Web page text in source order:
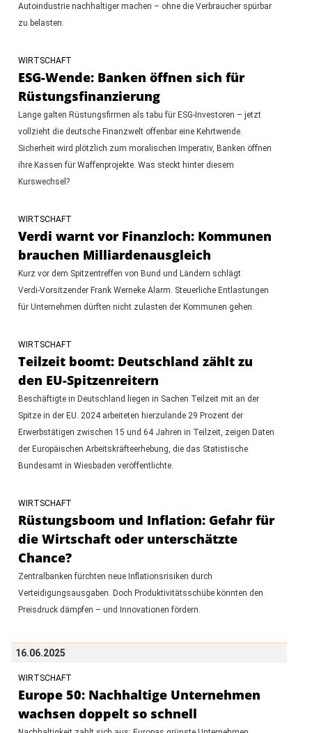
Autoindustrie nachhaltiger machen – ohne die Verbraucher spürbar
zu belasten.
WIRTSCHAFT
ESG-Wende: Banken öffnen sich für
Rüstungsfinanzierung
Lange galten Rüstungsfirmen als tabu für ESG-Investoren – jetzt
vollzieht die deutsche Finanzwelt offenbar eine Kehrtwende.
Sicherheit wird plötzlich zum moralischen Imperativ, Banken öffnen
ihre Kassen für Waffenprojekte. Was steckt hinter diesem
Kurswechsel?
WIRTSCHAFT
Verdi warnt vor Finanzloch: Kommunen
brauchen Milliardenausgleich
Kurz vor dem Spitzentreffen von Bund und Ländern schlägt
Verdi‑Vorsitzender Frank Werneke Alarm. Steuerliche Entlastungen
für Unternehmen dürften nicht zulasten der Kommunen gehen.
WIRTSCHAFT
Teilzeit boomt: Deutschland zählt zu
den EU-Spitzenreitern
Beschäftigte in Deutschland liegen in Sachen Teilzeit mit an der
Spitze in der EU. 2024 arbeiteten hierzulande 29 Prozent der
Erwerbstätigen zwischen 15 und 64 Jahren in Teilzeit, zeigen Daten
der Europäischen Arbeitskräfteerhebung, die das Statistische
Bundesamt in Wiesbaden veröffentlichte.
WIRTSCHAFT
Rüstungsboom und Inflation: Gefahr für
die Wirtschaft oder unterschätzte
Chance?
Zentralbanken fürchten neue Inflationsrisiken durch
Verteidigungsausgaben. Doch Produktivitätsschübe könnten den
Preisdruck dämpfen – und Innovationen fördern.
16.06.2025
WIRTSCHAFT
Europe 50: Nachhaltige Unternehmen
wachsen doppelt so schnell